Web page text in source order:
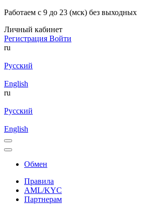
Работаем с 9 до 23 (мск) без выходных
Личный кабинет
Регистрация Войти
ru
Русский
English
ru
Русский
English
Обмен
Правила
AML/KYC
Партнерам